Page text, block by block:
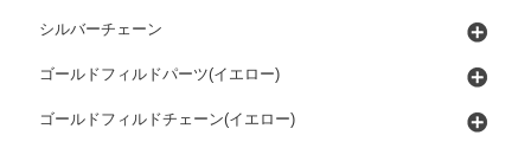
シルバーチェーン
ゴールドフィルドパーツ(イエロー)
ゴールドフィルドチェーン(イエロー)